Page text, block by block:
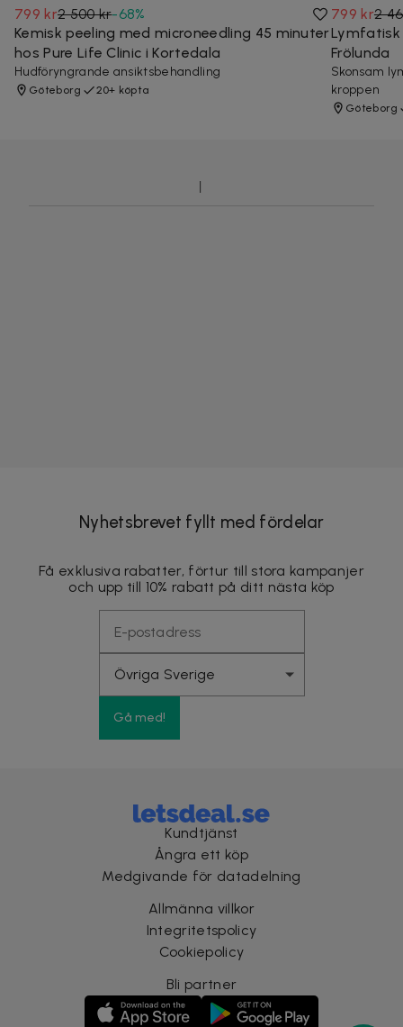
799 kr2 500 kr-68%
Kemisk peeling med microneedling 45 minuter
hos Pure Life Clinic i Kortedala
Hudföryngrande ansiktsbehandling
Göteborg 20+ köpta
799 kr2
Lymfatisk
Frölunda
Skonsam
kroppen
Göteborg
Nyhetsbrevet fyllt med fördelar
Få exklusiva rabatter, förtur till stora kampanjer
och upp till 10% rabatt på ditt nästa köp
Gå med!
Kundtjänst
Ångra ett köp
Medgivande för datadelning
Allmänna villkor
Integritetspolicy
Cookiepolicy
Bli partner